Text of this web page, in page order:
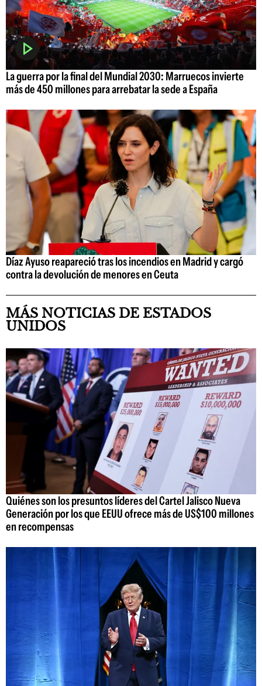
La guerra por la final del Mundial 2030: Marruecos invierte
más de 450 millones para arrebatar la sede a España
Díaz Ayuso reapareció tras los incendios en Madrid y cargó
contra la devolución de menores en Ceuta
MÁS NOTICIAS DE ESTADOS
UNIDOS
Quiénes son los presuntos líderes del Cartel Jalisco Nueva
Generación por los que EEUU ofrece más de US$100 millones
en recompensas